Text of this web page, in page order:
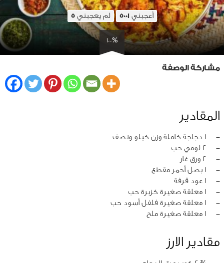
أعجبني 5001 لم يعجبني5
100%
مشاركة الوصفة
المقادير
‏-
1 دجاجة كاملة وزن كيلو ونصف
‏-
2 لومي حب
‏-
2 ورق غار
‏-
1 بصل أحمر مقطع
‏-
1 عود قرفة
‏-
1 معلقة صغيرة كزبرة حب
‏-
1 معلقة صغيرة فلفل أسود حب
‏-
1 معلقة صغيرة ملح
مقادير الارز